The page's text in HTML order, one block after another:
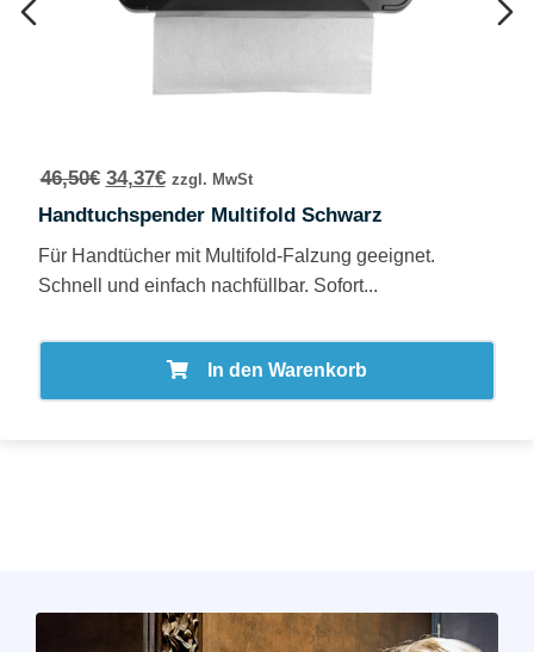
46,50€ 34,37€ zzgl. MwSt
Handtuchspender Multifold Schwarz
Für Handtücher mit Multifold-Falzung geeignet.
Schnell und einfach nachfüllbar. Sofort...
In den Warenkorb